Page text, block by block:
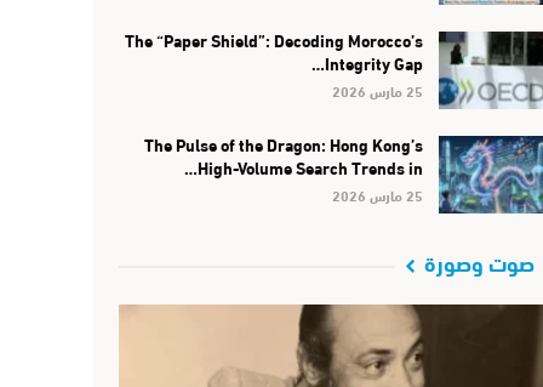
The “Paper Shield”: Decoding Morocco’s
Integrity Gap…
25 مارس 2026
The Pulse of the Dragon: Hong Kong’s
High-Volume Search Trends in…
25 مارس 2026
صوت وصورة